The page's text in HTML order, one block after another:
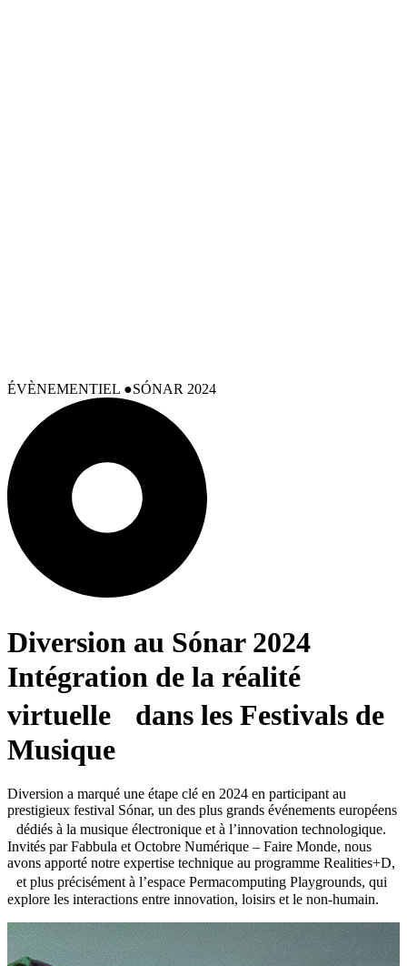
ÉVÈNEMENTIEL SÓNAR 2024
Diversion au Sónar 2024
Intégration de la réalité
virtuelle dans les Festivals de
Musique
Diversion a marqué une étape clé en 2024 en participant au
prestigieux festival Sónar, un des plus grands événements européens
dédiés à la musique électronique et à l’innovation technologique.
Invités par Fabbula et Octobre Numérique – Faire Monde, nous
avons apporté notre expertise technique au programme Realities+D,
et plus précisément à l’espace Permacomputing Playgrounds, qui
explore les interactions entre innovation, loisirs et le non-humain.